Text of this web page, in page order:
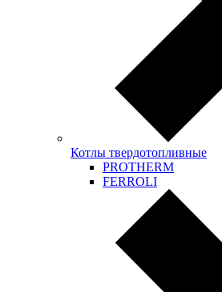
Котлы твердотопливные
PROTHERM
FERROLI